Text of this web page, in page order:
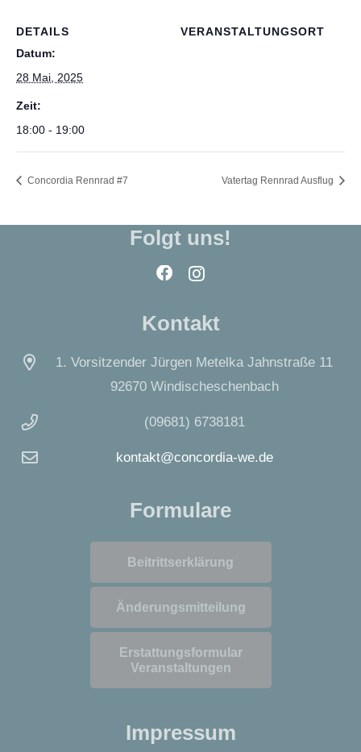
DETAILS
Datum:
28 Mai, 2025
Zeit:
18:00 - 19:00
VERANSTALTUNGSORT
Concordia Rennrad #7 Vatertag Rennrad Ausflug
Folgt uns!
Kontakt
1. Vorsitzender Jürgen Metelka Jahnstraße 11
92670 Windischeschenbach
(09681) 6738181
kontakt@concordia-we.de
Formulare
Beitrittserklärung
Änderungsmitteilung
Erstattungsformular
Veranstaltungen
Impressum